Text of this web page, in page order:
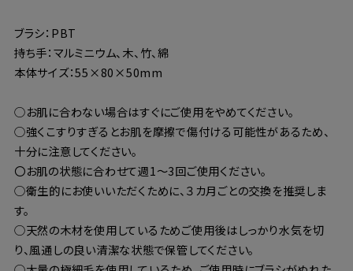
ブラシ：PBT
持ち手：マルミニウム、木、竹、綿
本体サイズ：55×80×50mm
○お肌に合わない場合はすぐにご使用をやめてください。
○強くこすりすぎるとお肌を摩擦で傷付ける可能性があるため、
十分に注意してください。
〇お肌の状態に合わせて週1〜3回ご使用ください。
○衛生的にお使いいただくために、３カ月ごとの交換を推奨しま
す。
○天然の木材を使用しているためご使用後はしっかり水気を切
り、風通しの良い清潔な状態で保管してください。